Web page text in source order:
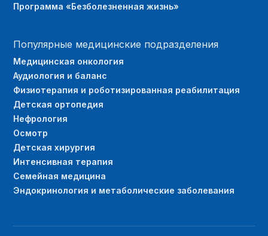
Программа «Безболезненная жизнь»
Популярные медицинские подразделения
Медицинская онкология
Аудиология и баланс
Физиотерапия и роботизированная реабилитация
Детская ортопедия
Нефрология
Осмотр
Детская хирургия
Интенсивная терапия
Семейная медицина
Эндокринология и метаболические заболевания